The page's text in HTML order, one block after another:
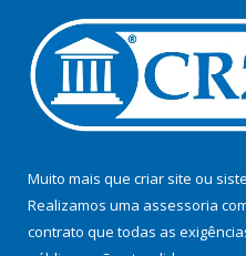
Muito mais que criar site ou
Realizamos uma assessoria
contrato que todas as